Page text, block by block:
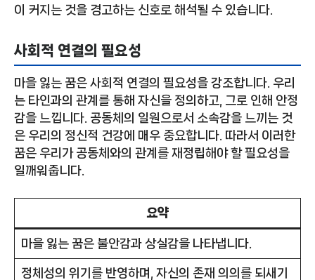
이 커지는 것을 경고하는 신호로 해석될 수 있습니다.
사회적 연결의 필요성
마을 잃는 꿈은 사회적 연결의 필요성을 강조합니다. 우리
는 타인과의 관계를 통해 자신을 정의하고, 그로 인해 안정
감을 느낍니다. 공동체의 일원으로서 소속감을 느끼는 것
은 우리의 정신적 건강에 매우 중요합니다. 따라서 이러한
꿈은 우리가 공동체와의 관계를 재정립해야 할 필요성을
일깨워줍니다.
요약
마을 잃는 꿈은 불안감과 상실감을 나타냅니다.
정체성의 위기를 반영하며, 자신의 존재 의의를 되새기